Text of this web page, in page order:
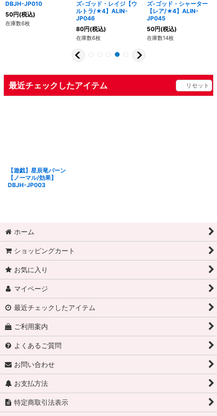
DBJH-JP010
50円(税込)
在庫数6枚
ズ-ゴッド・レイジ【ウ
ルトラ/★4】ALIN-
JP046
80円(税込)
在庫数6枚
ズ-ゴッド・シャーター
【レア/★4】ALIN-
JP045
50円(税込)
在庫数14枚
最近チェックしたアイテム リセット
【遊戯】星辰竜パーン
【ノーマル/効果】
DBJH-JP003
ホーム
ショッピングカート
お気に入り
マイページ
最近チェックしたアイテム
ご利用案内
よくあるご質問
お問い合わせ
お支払方法
特定商取引法表示